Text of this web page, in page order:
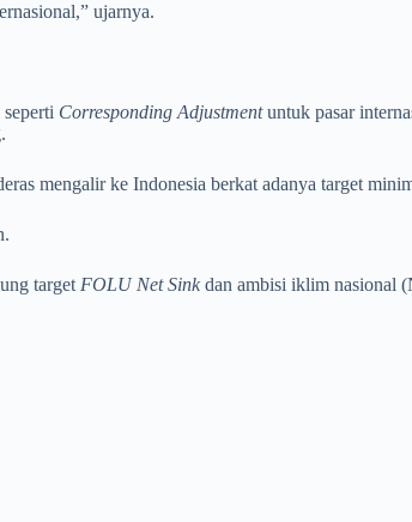
ujarnya.
Corresponding Adjustmentuntuk pasar
mengalir ke Indonesia berkat adanya target
target FOLU Net Sink dan ambisi iklim nasional